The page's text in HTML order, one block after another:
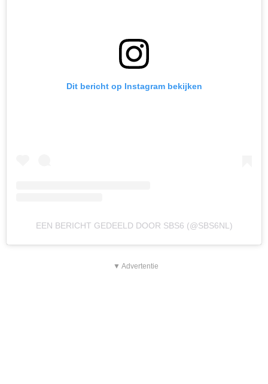
Dit bericht op Instagram bekijken
EEN BERICHT GEDEELD DOOR SBS6 (@SBS6NL)
▼ Advertentie